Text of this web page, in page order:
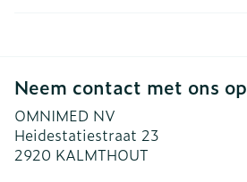
Neem contact met ons op
OMNIMED NV
Heidestatiestraat 23
2920 KALMTHOUT